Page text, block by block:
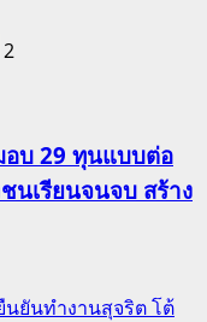
2
บ 29 ทุนแบบต่อ
นเรียนจนจบ สร้าง
นยันทำงานสุจริต โต้